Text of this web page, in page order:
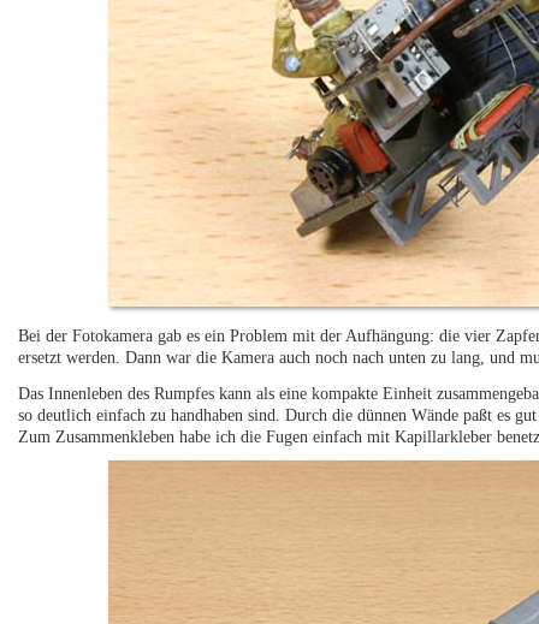
Bei der Fotokamera gab es ein Problem mit der Aufhängung: die vier
ersetzt werden. Dann war die Kamera auch noch nach unten zu lang, und
Das Innenleben des Rumpfes kann als eine kompakte Einheit
so deutlich einfach zu handhaben sind. Durch die dünnen Wände paßt es
Zum Zusammenkleben habe ich die Fugen einfach mit Kapillarkleber